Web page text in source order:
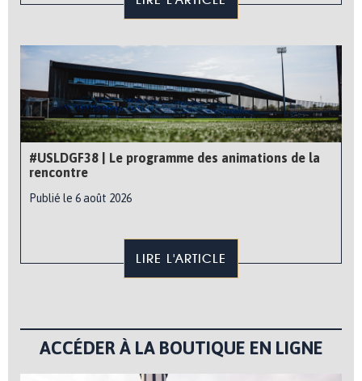
#USLDGF38 | Le programme des animations de la
rencontre
Publié le 6 août 2026
LIRE L'ARTICLE
ACCÉDER À LA BOUTIQUE EN LIGNE